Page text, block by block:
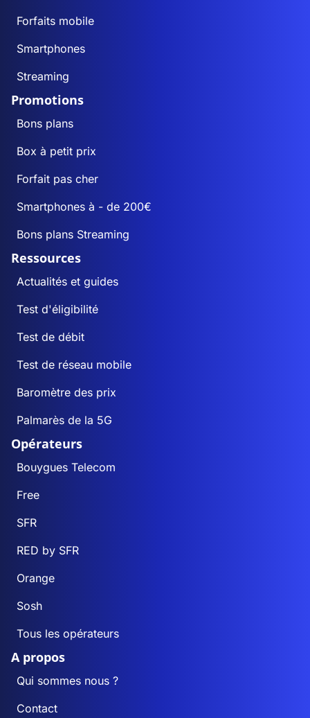
Forfaits mobile
Smartphones
Streaming
Promotions
Bons plans
Box à petit prix
Forfait pas cher
Smartphones à - de 200€
Bons plans Streaming
Ressources
Actualités et guides
Test d'éligibilité
Test de débit
Test de réseau mobile
Baromètre des prix
Palmarès de la 5G
Opérateurs
Bouygues Telecom
Free
SFR
RED by SFR
Orange
Sosh
Tous les opérateurs
A propos
Qui sommes nous ?
Contact